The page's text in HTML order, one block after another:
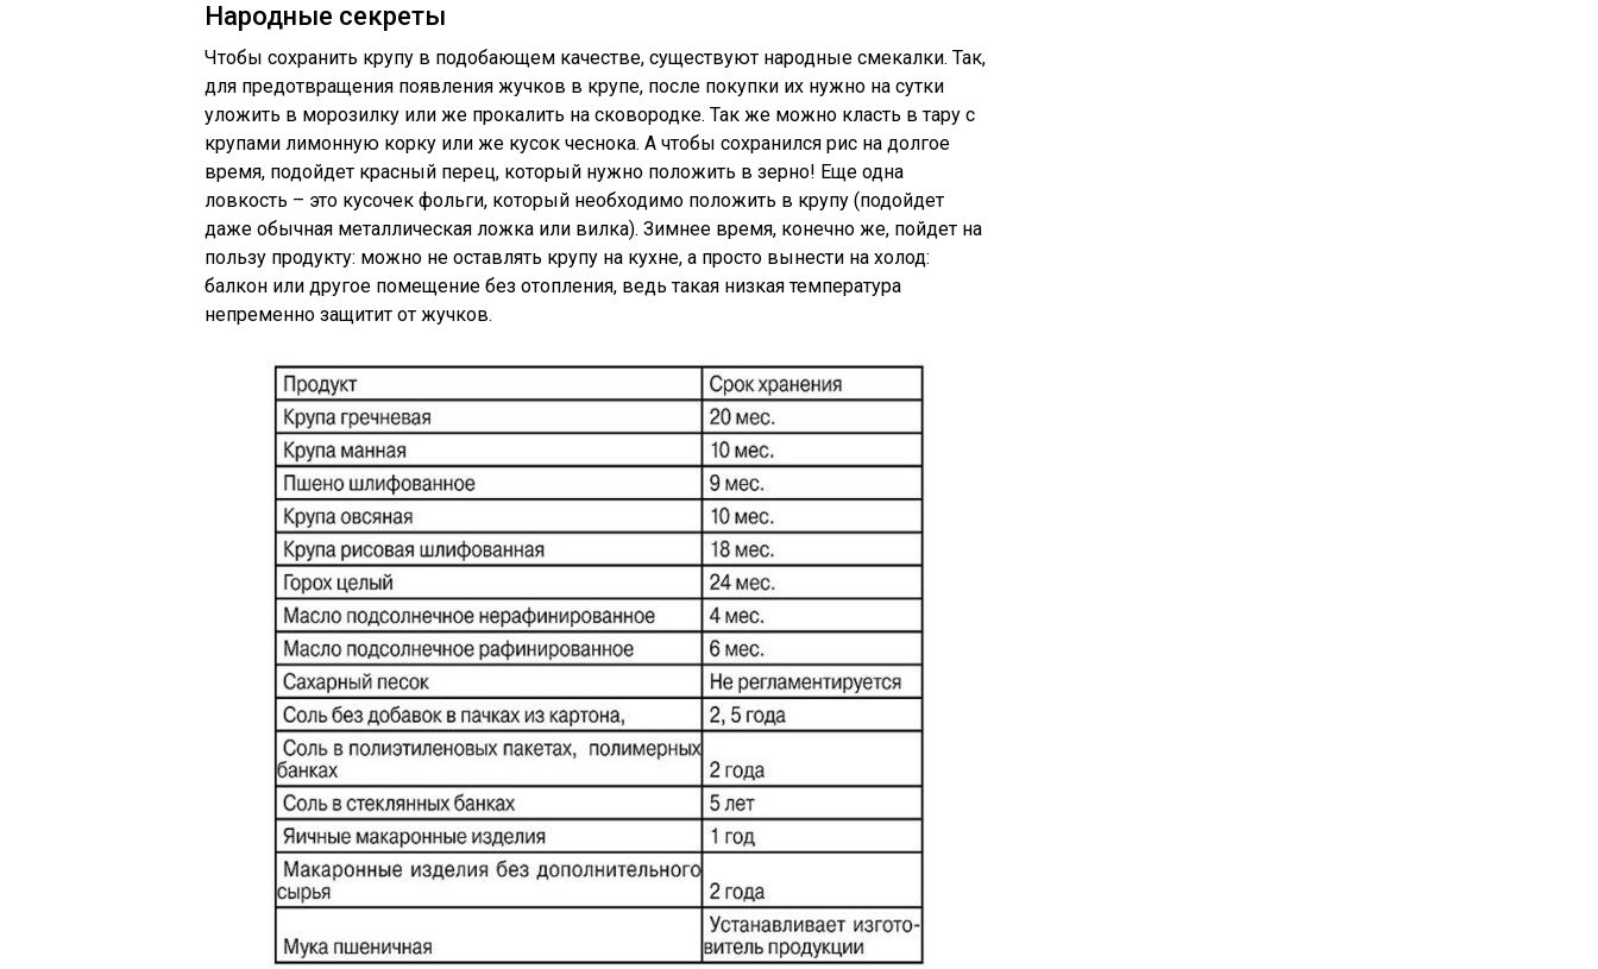
Народные секреты
Чтобы сохранить крупу в подобающем качестве, существуют народные смекалки. Так,
для предотвращения появления жучков в крупе, после покупки их нужно на сутки
уложить в морозилку или же прокалить на сковородке. Так же можно класть в тару с
крупами лимонную корку или же кусок чеснока. А чтобы сохранился рис на долгое
время, подойдет красный перец, который нужно положить в зерно! Еще одна
ловкость – это кусочек фольги, который необходимо положить в крупу (подойдет
даже обычная металлическая ложка или вилка). Зимнее время, конечно же, пойдет на
пользу продукту: можно не оставлять крупу на кухне, а просто вынести на холод:
балкон или другое помещение без отопления, ведь такая низкая температура
непременно защитит от жучков.